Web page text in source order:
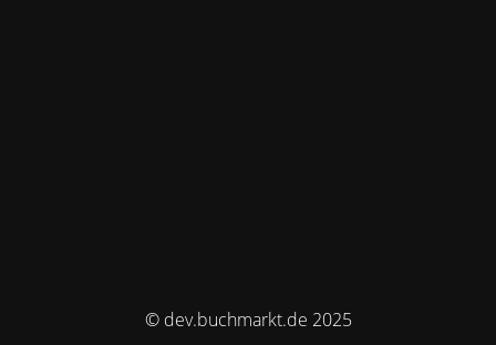
© dev.buchmarkt.de 2025